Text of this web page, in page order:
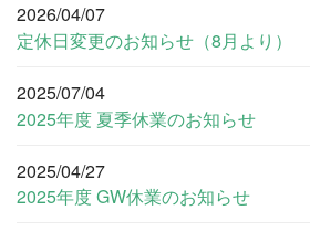
2026/04/07
定休日変更のお知らせ（8月より）
2025/07/04
2025年度 夏季休業のお知らせ
2025/04/27
2025年度 GW休業のお知らせ